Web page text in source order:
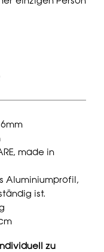
made in
Aluminiumprofil,
ist.
zu